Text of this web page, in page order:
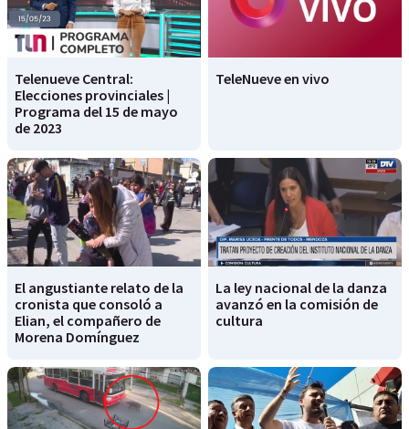
Telenueve Central:
Elecciones provinciales |
Programa del 15 de mayo
de 2023
TeleNueve en vivo
El angustiante relato de la
cronista que consoló a
Elian, el compañero de
Morena Domínguez
La ley nacional de la danza
avanzó en la comisión de
cultura